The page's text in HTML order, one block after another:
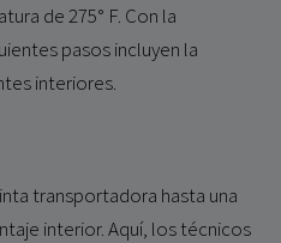
de 275° F. Con la
pasos incluyen la
interiores.
transportadora hasta una
interior. Aquí, los técnicos